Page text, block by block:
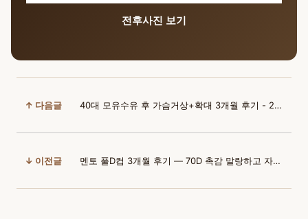
전후사진 보기
↑ 다음글 40대 모유수유 후 가슴거상+확대 3개월 후기 - 20년 고민 해결 | 윈느 김의건 원장님
↓ 이전글 멘토 풀D컵 3개월 후기 — 70D 촉감 말랑하고 자연스러운 라인